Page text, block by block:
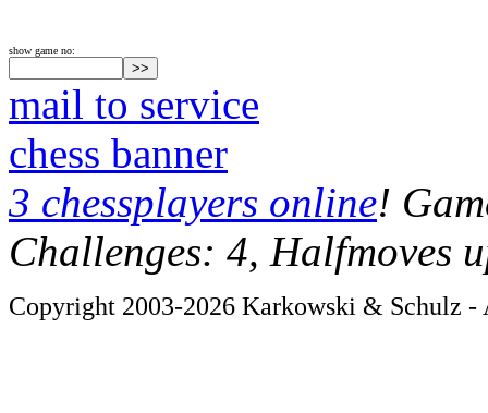
show game no:
mail to service
chess banner
3 chessplayers online!
Challenges: 4, Halfmoves
Copyright 2003-2026 Karkowski & Schulz